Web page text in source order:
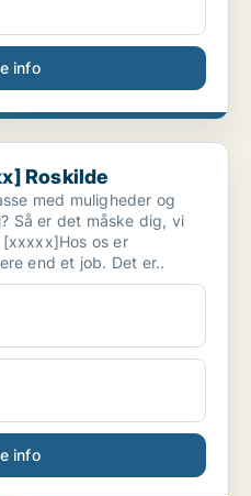
info
Roskilde
med muligheder og
Så er det måske dig, vi
os er
end et job. Det er..
info